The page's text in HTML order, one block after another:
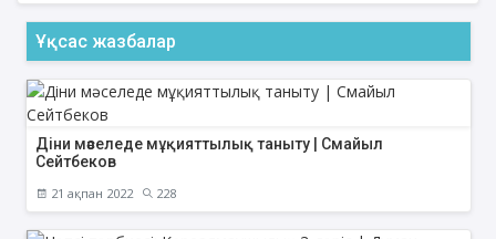
Ұқсас жазбалар
Діни мәселеде мұқияттылық таныту | Смайыл
Сейтбеков
21 ақпан 2022 228